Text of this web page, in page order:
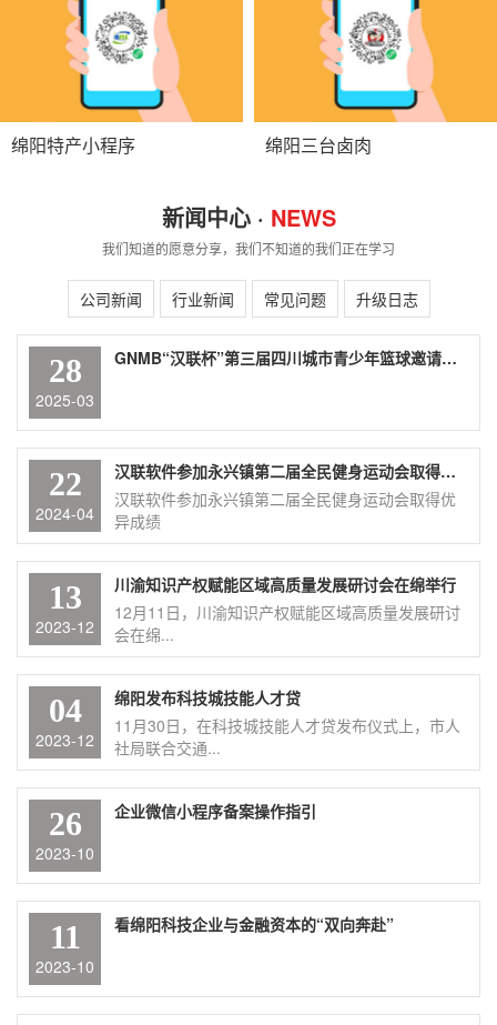
绵阳特产小程序 绵阳三台卤肉
新闻中心 · NEWS
我们知道的愿意分享，我们不知道的我们正在学习
公司新闻 行业新闻 常见问题 升级日志
28
2025-03
GNMB“汉联杯”第三届四川城市青少年篮球邀请赛盛大举行
22
2024-04
汉联软件参加永兴镇第二届全民健身运动会取得优异成绩
汉联软件参加永兴镇第二届全民健身运动会取得优
异成绩
13
2023-12
川渝知识产权赋能区域高质量发展研讨会在绵举行
12月11日，川渝知识产权赋能区域高质量发展研讨
会在绵...
04
2023-12
绵阳发布科技城技能人才贷
11月30日，在科技城技能人才贷发布仪式上，市人
社局联合交通...
26
2023-10
企业微信小程序备案操作指引
11
2023-10
看绵阳科技企业与金融资本的“双向奔赴”